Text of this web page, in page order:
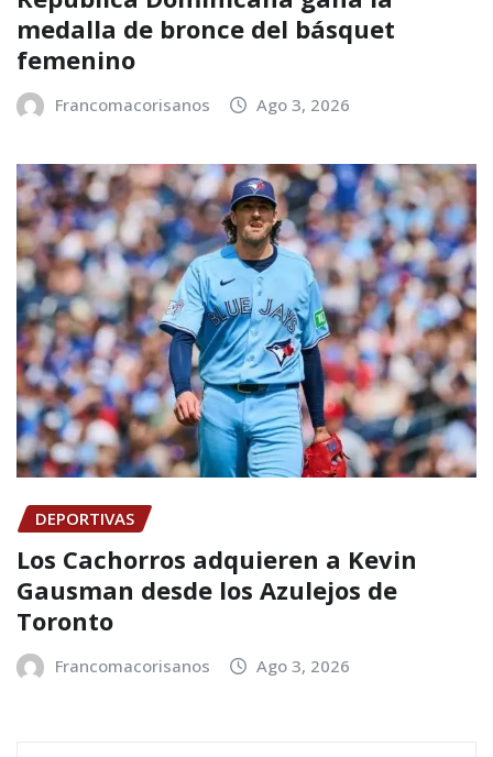
medalla de bronce del básquet
femenino
Francomacorisanos Ago 3, 2026
DEPORTIVAS
Los Cachorros adquieren a Kevin
Gausman desde los Azulejos de
Toronto
Francomacorisanos Ago 3, 2026